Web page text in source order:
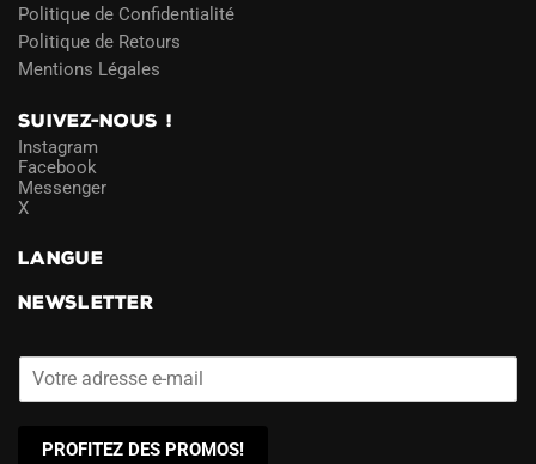
Politique de Confidentialité
Politique de Retours
Mentions Légales
SUIVEZ-NOUS !
Instagram
Facebook
Messenger
X
LANGUE
NEWSLETTER
PROFITEZ DES PROMOS!